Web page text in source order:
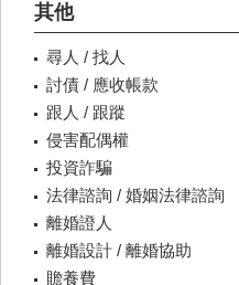
其他
尋人 / 找人
討債 / 應收帳款
跟人 / 跟蹤
侵害配偶權
投資詐騙
法律諮詢 / 婚姻法律諮詢
離婚證人
離婚設計 / 離婚協助
贍養費